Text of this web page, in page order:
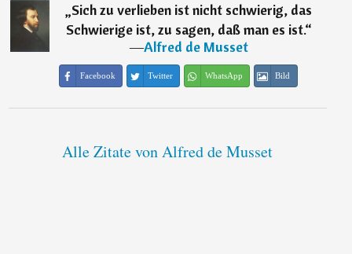
„Sich zu verlieben ist nicht schwierig, das
Schwierige ist, zu sagen, daß man es ist.“
―Alfred de Musset
Facebook Twitter WhatsApp Bild
Alle Zitate von Alfred de Musset